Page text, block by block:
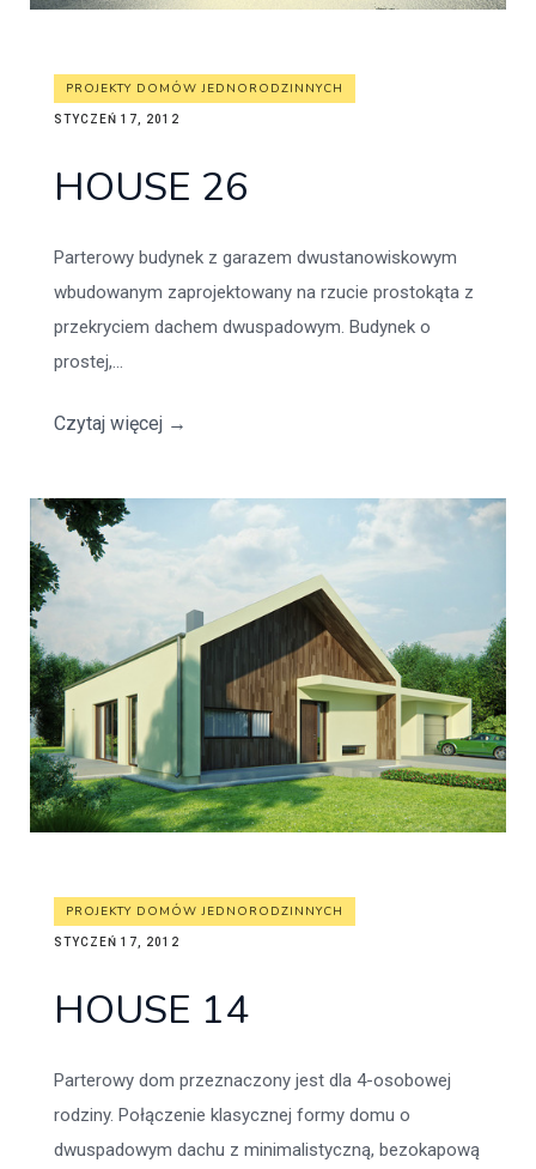
PROJEKTY DOMÓW JEDNORODZINNYCH
STYCZEŃ 17, 2012
HOUSE 26
Parterowy budynek z garazem dwustanowiskowym
wbudowanym zaprojektowany na rzucie prostokąta z
przekryciem dachem dwuspadowym. Budynek o
prostej,...
Czytaj więcej →
PROJEKTY DOMÓW JEDNORODZINNYCH
STYCZEŃ 17, 2012
HOUSE 14
Parterowy dom przeznaczony jest dla 4-osobowej
rodziny. Połączenie klasycznej formy domu o
dwuspadowym dachu z minimalistyczną, bezokapową